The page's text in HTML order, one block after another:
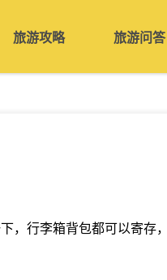
旅游攻略 旅游问答
，行李箱背包都可以寄存，